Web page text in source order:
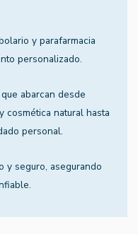
y parafarmacia
personalizado.
abarcan desde
cosmética natural hasta
personal.
y seguro, asegurando